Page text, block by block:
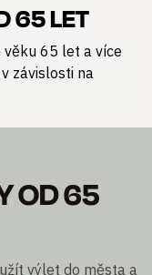
65 LET
věku 65 let a více
závislosti na
OD 65
výlet do města a